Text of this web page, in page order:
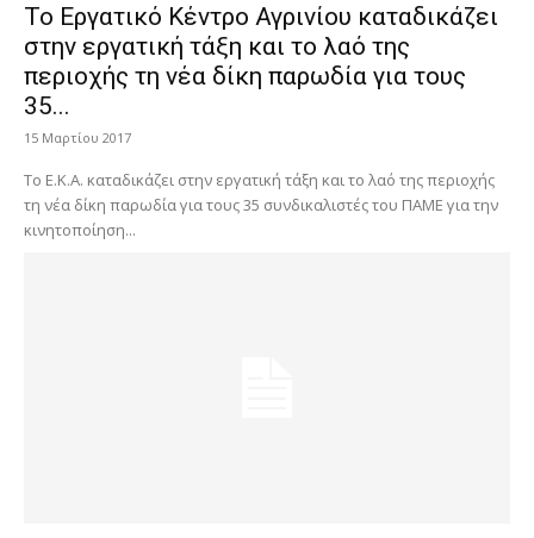
Το Εργατικό Κέντρο Αγρινίου καταδικάζει
στην εργατική τάξη και το λαό της
περιοχής τη νέα δίκη παρωδία για τους
35...
15 Μαρτίου 2017
Το Ε.Κ.Α. καταδικάζει στην εργατική τάξη και το λαό της περιοχής
τη νέα δίκη παρωδία για τους 35 συνδικαλιστές του ΠΑΜΕ για την
κινητοποίηση...